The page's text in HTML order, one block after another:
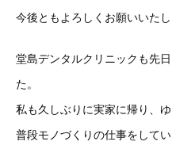
今後ともよろしくお願いいたし
堂島デンタルクリニックも先
た。
私も久しぶりに実家に帰り、ゆ
普段モノづくりの仕事をして